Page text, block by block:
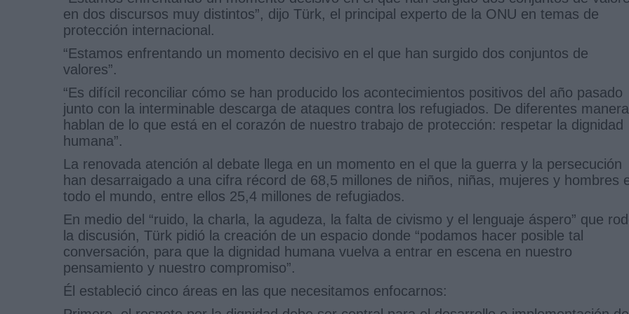
en dos discursos muy distintos”, dijo Türk, el principal experto de la ONU en temas de
protección internacional.
“Estamos enfrentando un momento decisivo en el que han surgido dos conjuntos de
valores”.
“Es difícil reconciliar cómo se han producido los acontecimientos positivos del año pasado
junto con la interminable descarga de ataques contra los refugiados. De diferentes
hablan de lo que está en el corazón de nuestro trabajo de protección: respetar la dignidad
humana”.
La renovada atención al debate llega en un momento en el que la guerra y la persecución
han desarraigado a una cifra récord de 68,5 millones de niños, niñas, mujeres y hombres
todo el mundo, entre ellos 25,4 millones de refugiados.
En medio del “ruido, la charla, la agudeza, la falta de civismo y el lenguaje áspero” que
la discusión, Türk pidió la creación de un espacio donde “podamos hacer posible tal
conversación, para que la dignidad humana vuelva a entrar en escena en nuestro
pensamiento y nuestro compromiso”.
Él estableció cinco áreas en las que necesitamos enfocarnos: